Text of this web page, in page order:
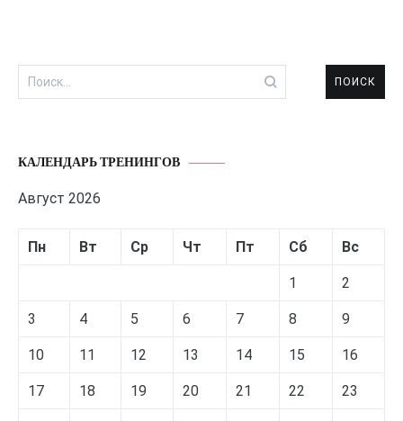
Найти:
КАЛЕНДАРЬ ТРЕНИНГОВ
Август 2026
Пн Вт Ср Чт Пт Сб Вс
1 2
3 4 5 6 7 8 9
10 11 12 13 14 15 16
17 18 19 20 21 22 23